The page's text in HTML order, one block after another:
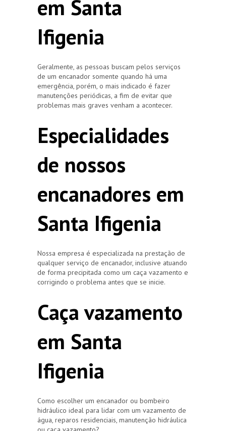
em Santa
Ifigenia
Geralmente, as pessoas buscam pelos serviços
de um encanador somente quando há uma
emergência, porém, o mais indicado é fazer
manutenções periódicas, a fim de evitar que
problemas mais graves venham a acontecer.
Especialidades
de nossos
encanadores em
Santa Ifigenia
Nossa empresa é especializada na prestação de
qualquer serviço de encanador, inclusive atuando
de forma precipitada como um caça vazamento e
corrigindo o problema antes que se inicie.
Caça vazamento
em Santa
Ifigenia
Como escolher um encanador ou bombeiro
hidráulico ideal para lidar com um vazamento de
água, reparos residenciais, manutenção hidráulica